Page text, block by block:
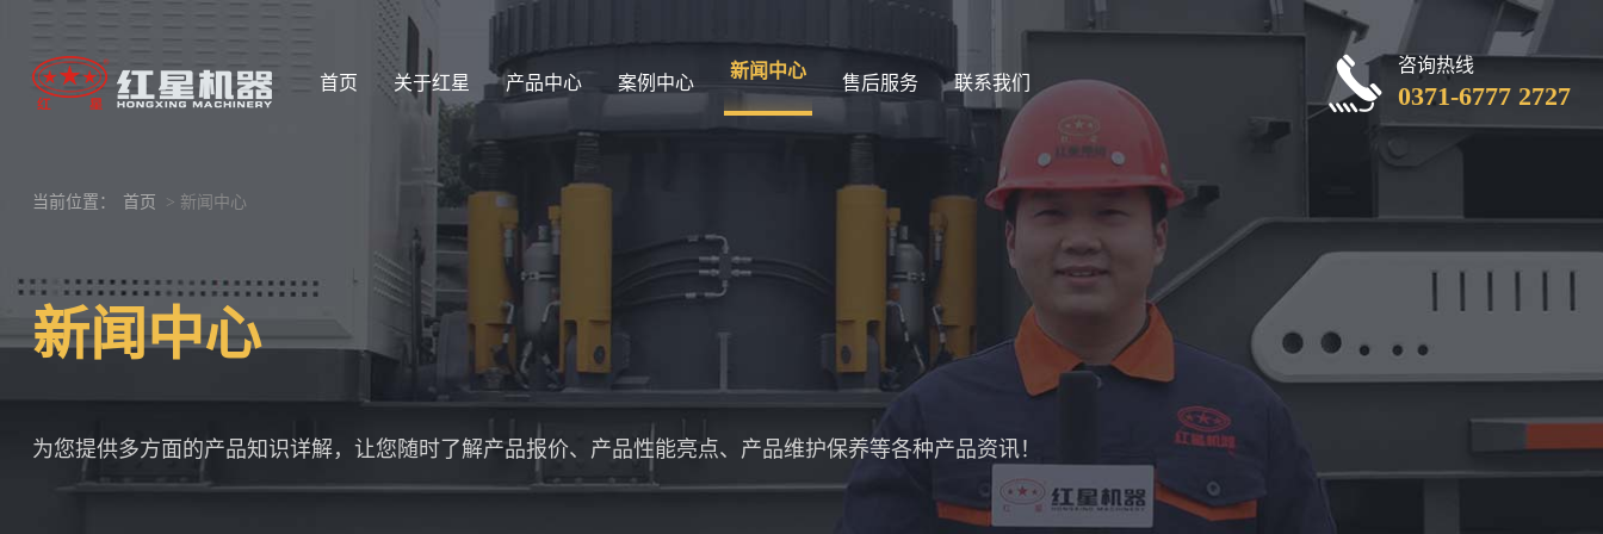
首页 关于红星 产品中心 案例中心
新闻中心
售后服务 联系我们
咨询热线
0371-6777 2727
当前位置： 首页 > 新闻中心
新闻中心
为您提供多方面的产品知识详解，让您随时了解产品报价、产品性能亮点、产品维护保养等各种产品资讯！